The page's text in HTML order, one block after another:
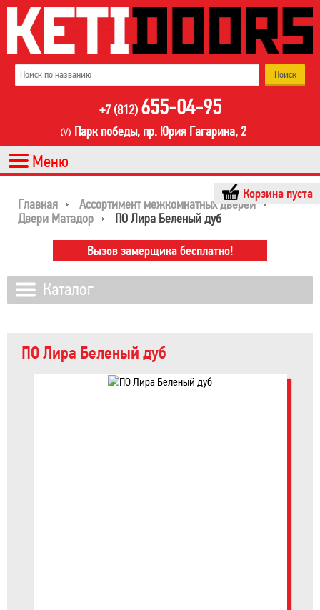
+7 (812) 655-04-95
Парк победы, пр. Юрия Гагарина, 2
Корзина пуста
Главная
Ассортимент межкомнатных дверей
Двери Матадор
ПО Лира Беленый дуб
ПО Лира Беленый дуб